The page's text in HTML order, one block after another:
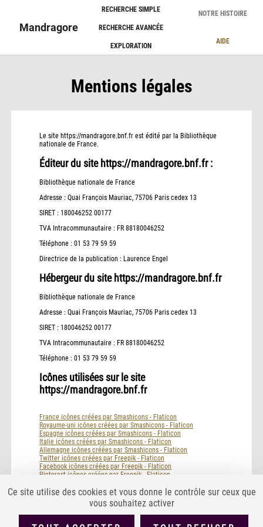
Mandragore
RECHERCHE SIMPLE
RECHERCHE AVANCÉE
EXPLORATION
NOTRE HISTOIRE
AIDE
Mentions légales
Le site https://mandragore.bnf.fr est édité par la Bibliothèque
nationale de France.
Éditeur du site https://mandragore.bnf.fr :
Bibliothèque nationale de France
Adresse : Quai François Mauriac, 75706 Paris cedex 13
SIRET : 180046252 00177
TVA Intracommunautaire : FR 88180046252
Téléphone : 01 53 79 59 59
Directrice de la publication : Laurence Engel
Hébergeur du site https://mandragore.bnf.fr
Bibliothèque nationale de France
Adresse : Quai François Mauriac, 75706 Paris cedex 13
SIRET : 180046252 00177
TVA Intracommunautaire : FR 88180046252
Téléphone : 01 53 79 59 59
Icônes utilisées sur le site
https://mandragore.bnf.fr
France icônes créées par Smashicons - Flaticon
Royaume-uni icônes créées par Smashicons - Flaticon
Espagne icônes créées par Smashicons - Flaticon
Italie icônes créées par Smashicons - Flaticon
Allemagne icônes créées par Smashicons - Flaticon
Twitter icônes créées par Freepik - Flaticon
Facebook icônes créées par Freepik - Flaticon
Pinterest icônes créées par Freepik - Flaticon
PLAN DU SITE ACCESSIBILITÉ : PARTIELLEMENT CONFORME
Ce site utilise des cookies et vous donne le contrôle sur ceux que
vous souhaitez activer